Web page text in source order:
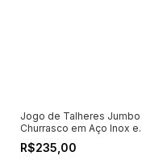
Jogo de Talheres Jumbo
Churrasco em Aço Inox e
Madeira Natural
Peças 22399063
R$235,00